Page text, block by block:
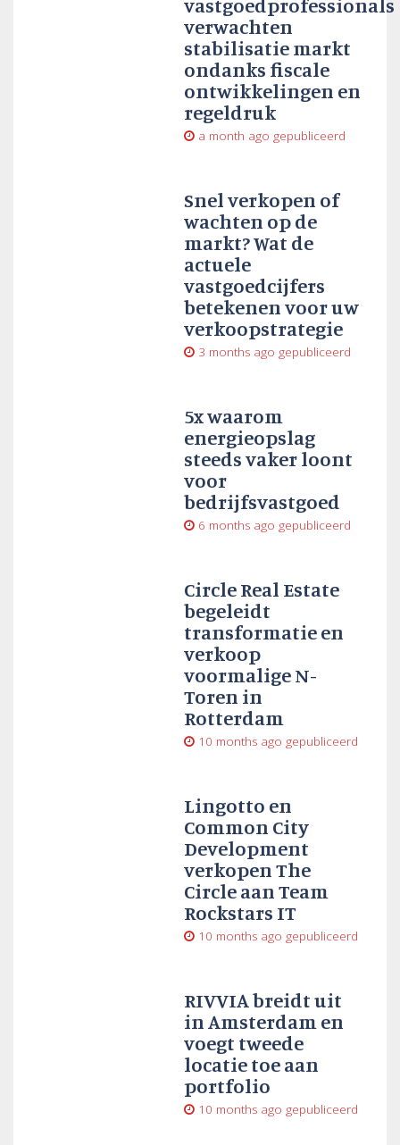
vastgoedprofessionals
verwachten
stabilisatie markt
ondanks fiscale
ontwikkelingen en
regeldruk
a month ago gepubliceerd
Snel verkopen of
wachten op de
markt? Wat de
actuele
vastgoedcijfers
betekenen voor uw
verkoopstrategie
3 months ago gepubliceerd
5x waarom
energieopslag
steeds vaker loont
voor
bedrijfsvastgoed
6 months ago gepubliceerd
Circle Real Estate
begeleidt
transformatie en
verkoop
voormalige N-
Toren in
Rotterdam
10 months ago gepubliceerd
Lingotto en
Common City
Development
verkopen The
Circle aan Team
Rockstars IT
10 months ago gepubliceerd
RIVVIA breidt uit
in Amsterdam en
voegt tweede
locatie toe aan
portfolio
10 months ago gepubliceerd